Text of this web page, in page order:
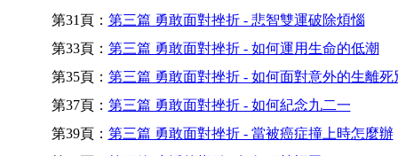
第31頁： 第三篇 勇敢面對挫折 - 悲智雙運破除煩惱
第33頁： 第三篇 勇敢面對挫折 - 如何運用生命的低潮
第35頁： 第三篇 勇敢面對挫折 - 如何面對意外的生離死
第37頁： 第三篇 勇敢面對挫折 - 如何紀念九二一
第39頁： 第三篇 勇敢面對挫折 - 當被癌症撞上時怎麼辦